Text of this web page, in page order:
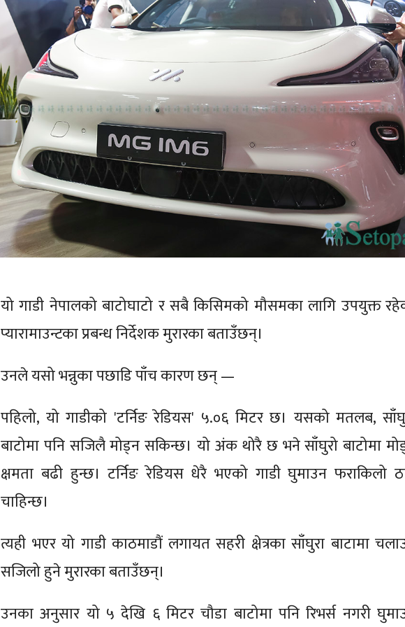
यो गाडी नेपालको बाटोघाटो र सबै किसिमको मौसमका लागि उपयुक्त
प्यारामाउन्टका प्रबन्ध निर्देशक मुरारका बताउँछन्।
उनले यसो भन्नुका पछाडि पाँच कारण छन् —
पहिलो, यो गाडीको 'टर्निङ रेडियस' ५.०६ मिटर छ। यसको मतलब,
बाटोमा पनि सजिलै मोड्न सकिन्छ। यो अंक थोरै छ भने साँघुरो बाटोमा
क्षमता बढी हुन्छ। टर्निङ रेडियस धेरै भएको गाडी घुमाउन फराकिलो
चाहिन्छ।
त्यही भएर यो गाडी काठमाडौं लगायत सहरी क्षेत्रका साँघुरा बाटामा
सजिलो हुने मुरारका बताउँछन्।
उनका अनुसार यो ५ देखि ६ मिटर चौडा बाटोमा पनि रिभर्स नगरी